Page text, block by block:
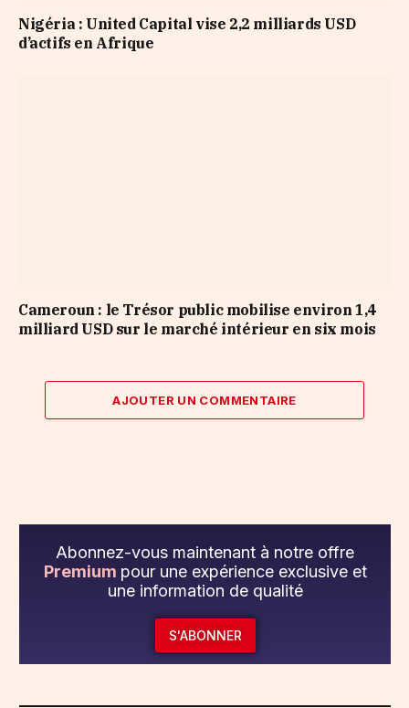
Nigéria : United Capital vise 2,2 milliards USD
d’actifs en Afrique
Cameroun : le Trésor public mobilise environ 1,4
milliard USD sur le marché intérieur en six mois
AJOUTER UN COMMENTAIRE
Abonnez-vous maintenant à notre offre
Premium pour une expérience exclusive et
une information de qualité
S'ABONNER